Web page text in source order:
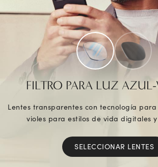
FILTRO PARA LUZ
Lentes transparentes con tecnología
violes para estilos de vida digitales
SELECCIONAR LENTES